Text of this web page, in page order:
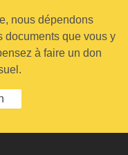
nous dépendons
documents que vous y
à faire un don